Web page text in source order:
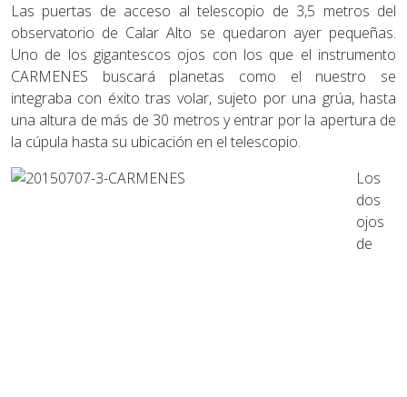
Las puertas de acceso al telescopio de 3,5 metros del
observatorio de Calar Alto se quedaron ayer pequeñas.
Uno de los gigantescos ojos con los que el instrumento
CARMENES buscará planetas como el nuestro se
integraba con éxito tras volar, sujeto por una grúa, hasta
una altura de más de 30 metros y entrar por la apertura de
la cúpula hasta su ubicación en el telescopio.
Los
dos
ojos
de